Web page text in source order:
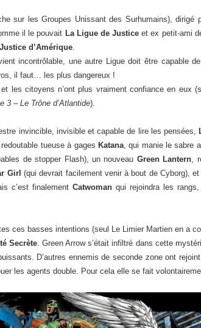
sur les Groupes Unissant des Surhumains), dirigé
il le pouvait La Ligue de Justice et ex petit-ami
d’Amérique.
incontrôlable, une autre Ligue doit être capable
il faut… les plus dangereux !
les citoyens n’ont plus vraiment confiance en eux
3 – Le Trône d’Atlantide).
invincible, invisible et capable de lire les pensées,
tueuse à gages Katana, qui manie le sabre
de stopper Flash), un nouveau Green Lantern,
Girl (qui devrait facilement venir à bout de Cyborg),
c’est finalementCatwoman qui rejoindra les
ces basses intentions (seul Le Limier Martien en a
Secrète. Green Arrow s’était infiltré dans cette
D’autres ennemis de seconde zone ont
les agents double. Pour cela elle se fait